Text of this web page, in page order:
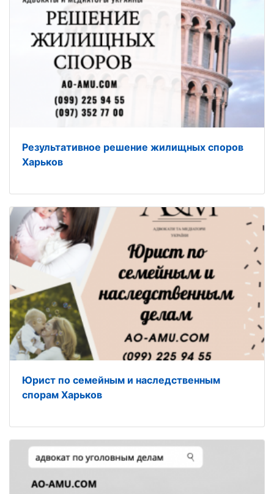
Результативное решение жилищных споров
Харьков
Юрист по семейным и наследственным
спорам Харьков